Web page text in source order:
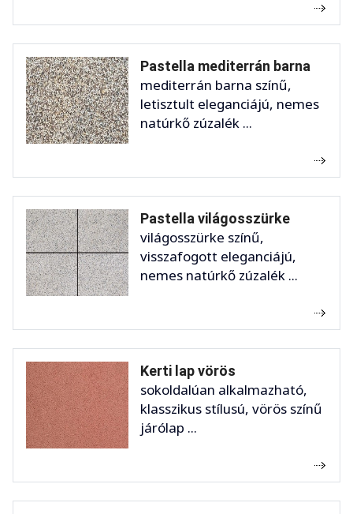
Pastella mediterrán barna
mediterrán barna színű,
letisztult eleganciájú, nemes
natúrkő zúzalék ...
Pastella világosszürke
világosszürke színű,
visszafogott eleganciájú,
nemes natúrkő zúzalék ...
Kerti lap vörös
sokoldalúan alkalmazható,
klasszikus stílusú, vörös színű
járólap ...